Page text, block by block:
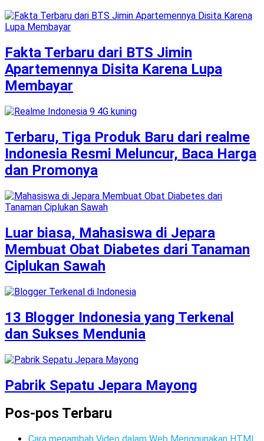
Fakta Terbaru dari BTS Jimin
Apartemennya Disita Karena Lupa
Membayar
Terbaru, Tiga Produk Baru dari realme
Indonesia Resmi Meluncur, Baca Harga
dan Promonya
Luar biasa, Mahasiswa di Jepara
Membuat Obat Diabetes dari Tanaman
Ciplukan Sawah
13 Blogger Indonesia yang Terkenal
dan Sukses Mendunia
Pabrik Sepatu Jepara Mayong
Pos-pos Terbaru